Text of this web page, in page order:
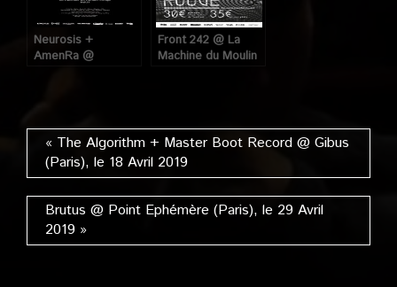
Neurosis +
AmenRa @
Front 242 @ La
Machine du Moulin
« The Algorithm + Master Boot Record @ Gibus
(Paris), le 18 Avril 2019
Brutus @ Point Ephémère (Paris), le 29 Avril
2019 »